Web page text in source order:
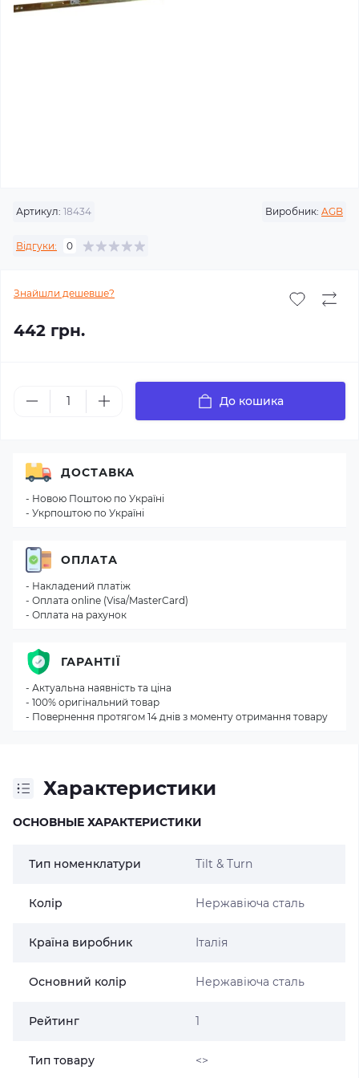
Артикул: 18434 Виробник: AGB
Відгуки: 0
Знайшли дешевше?
442 грн.
До кошика
Характеристики
ОСНОВНЫЕ ХАРАКТЕРИСТИКИ
Тип номенклатури Tilt & Turn
Колір Нержавіюча сталь
Країна виробник Італія
Основний колір Нержавіюча сталь
Рейтинг 1
Тип товару <>
ДОСТАВКА
- Новою Поштою по Україні
- Укрпоштою по Україні
ОПЛАТА
- Накладений платіж
- Оплата online (Visa/MasterCard)
- Оплата на рахунок
ГАРАНТІЇ
- Актуальна наявність та ціна
- 100% оригінальний товар
- Повернення протягом 14 днів з моменту отримання товару